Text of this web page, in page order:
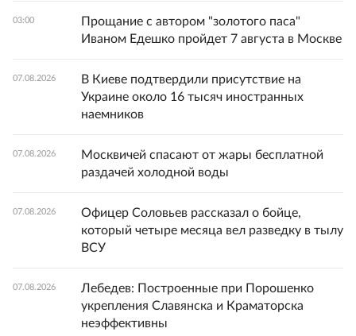
03:00
Прощание с автором "золотого паса"
Иваном Едешко пройдет 7 августа в Москве
07.08.2026
В Киеве подтвердили присутствие на
Украине около 16 тысяч иностранных
наемников
07.08.2026
Москвичей спасают от жары бесплатной
раздачей холодной воды
07.08.2026
Офицер Соловьев рассказал о бойце,
который четыре месяца вел разведку в тылу
ВСУ
07.08.2026
Лебедев: Построенные при Порошенко
укрепления Славянска и Краматорска
неэффективны